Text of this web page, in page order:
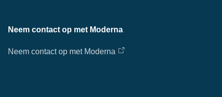
Neem contact op met Moderna
Neem contact op met Moderna